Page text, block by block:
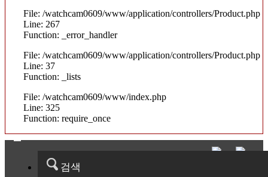
File: /watchcam0609/www/application/controllers/Product.php
Line: 267
Function: _error_handler
File: /watchcam0609/www/application/controllers/Product.php
Line: 37
Function: _lists
File: /watchcam0609/www/index.php
Line: 325
Function: require_once
검색